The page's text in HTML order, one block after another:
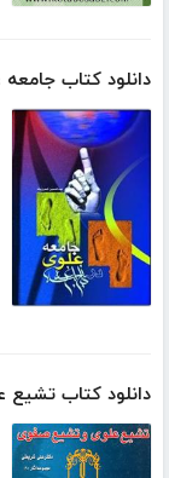
دانلود کتاب جامعه
دانلود کتاب